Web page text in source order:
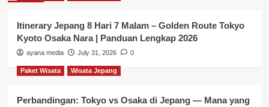
Itinerary Jepang 8 Hari 7 Malam – Golden Route Tokyo
Kyoto Osaka Nara | Panduan Lengkap 2026
ayana media July 31, 2026 0
Paket Wisata Wisata Jepang
Perbandingan: Tokyo vs Osaka di Jepang — Mana yang